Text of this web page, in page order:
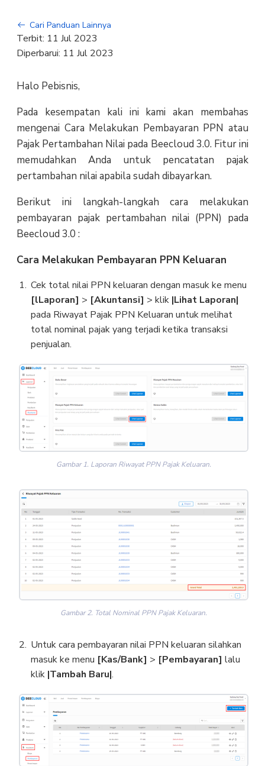
Cari Panduan Lainnya
Terbit: 11 Jul 2023
Diperbarui: 11 Jul 2023
Halo Pebisnis,
Pada kesempatan kali ini kami akan membahas
mengenai Cara Melakukan Pembayaran PPN atau
Pajak Pertambahan Nilai pada Beecloud 3.0. Fitur ini
memudahkan Anda untuk pencatatan pajak
pertambahan nilai apabila sudah dibayarkan.
Berikut ini langkah-langkah cara melakukan
pembayaran pajak pertambahan nilai (PPN) pada
Beecloud 3.0 :
Cara Melakukan Pembayaran PPN Keluaran
Cek total nilai PPN keluaran dengan masuk ke menu
[lLaporan] > [Akuntansi] > klik |Lihat Laporan|
pada Riwayat Pajak PPN Keluaran untuk melihat
total nominal pajak yang terjadi ketika transaksi
penjualan.
Gambar 1. Laporan Riwayat PPN Pajak Keluaran.
Gambar 2. Total Nominal PPN Pajak Keluaran.
Untuk cara pembayaran nilai PPN keluaran silahkan
masuk ke menu [Kas/Bank] > [Pembayaran] lalu
klik |Tambah Baru|.